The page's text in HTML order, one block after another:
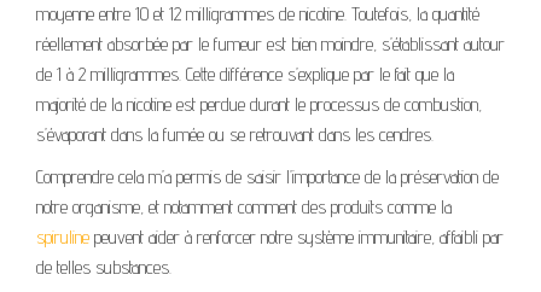
moyenne entre 10 et 12 milligrammes de nicotine. Toutefois, la quantité
réellement absorbée par le fumeur est bien moindre, s’établissant autour
de 1 à 2 milligrammes. Cette différence s’explique par le fait que la
majorité de la nicotine est perdue durant le processus de combustion,
s’évaporant dans la fumée ou se retrouvant dans les cendres.
Comprendre cela m’a permis de saisir l’importance de la préservation de
notre organisme, et notamment comment des produits comme la
spiruline peuvent aider à renforcer notre système immunitaire, affaibli par
de telles substances.